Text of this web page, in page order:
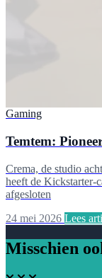
Gaming
Temtem:
Crema, de studio
heeft de
afgesloten
24 mei 2026 Lees
Misschien